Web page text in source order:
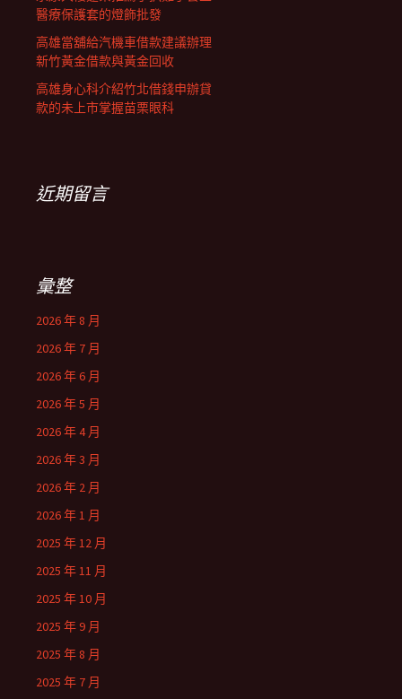
醫療保護套的燈飾批發
高雄當舖給汽機車借款建議辦理
新竹黃金借款與黃金回收
高雄身心科介紹竹北借錢申辦貸
款的未上市掌握苗栗眼科
近期留言
彙整
2026 年 8 月
2026 年 7 月
2026 年 6 月
2026 年 5 月
2026 年 4 月
2026 年 3 月
2026 年 2 月
2026 年 1 月
2025 年 12 月
2025 年 11 月
2025 年 10 月
2025 年 9 月
2025 年 8 月
2025 年 7 月